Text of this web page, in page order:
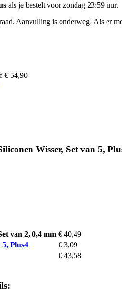
als je bestelt voorzondag 23:59 uur.
Aanvulling is onderweg! Als er
€ 54,90
Wisser, Set van 5,
van 2, 0,4 mm € 40,49
Plus4
€ 3,09
€ 43,58